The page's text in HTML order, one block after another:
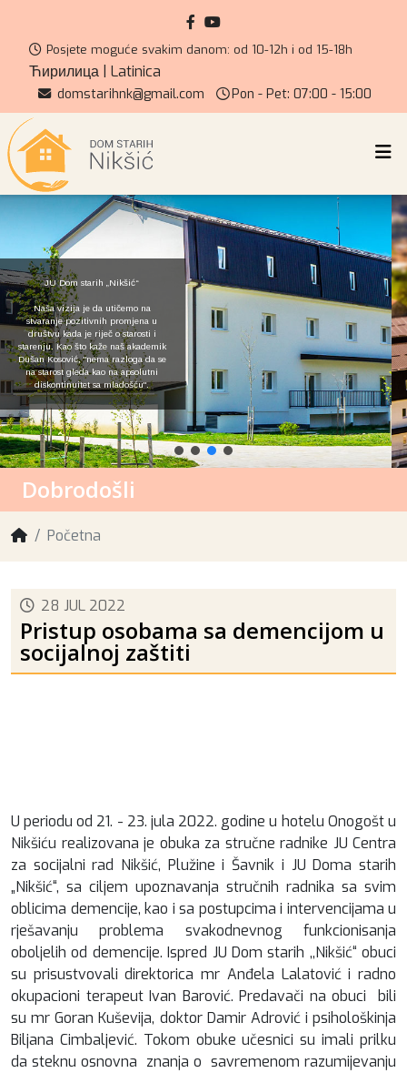
Posjete moguće svakim danom: od 10-12h i od 15-18h
Ћирилица Latinica
domstarihnk@gmail.com Pon - Pet: 07:00 - 15:00
JU Dom starih „Nikšić“
Naša vizija je da utičemo na
stvaranje pozitivnih promjena u
društvu kada je riječ o starosti i
starenju. Kao što kaže naš akademik
Dušan Kosović, "nema razloga da se
na starost gleda kao na apsolutni
diskontinuitet sa mladošću".
Dobrodošli
Početna
28 JUL 2022
Pristup osobama sa demencijom u
socijalnoj zaštiti
U periodu od 21. - 23. jula 2022. godine u hotelu Onogošt u
Nikšiću realizovana je obuka za stručne radnike JU Centra
za socijalni rad Nikšić, Plužine i Šavnik i JU Doma starih
„Nikšić“, sa ciljem upoznavanja stručnih radnika sa svim
oblicima demencije, kao i sa postupcima i intervencijama u
rješavanju problema svakodnevnog funkcionisanja
oboljelih od demencije. Ispred JU Dom starih ,,Nikšić“ obuci
su prisustvovali direktorica mr Anđela Lalatović i radno
okupacioni terapeut Ivan Barović. Predavači na obuci bili
su mr Goran Kuševija, doktor Damir Adrović i psihološkinja
Biljana Cimbaljević. Tokom obuke učesnici su imali prilku
da steknu osnovna znanja o savremenom razumijevanju